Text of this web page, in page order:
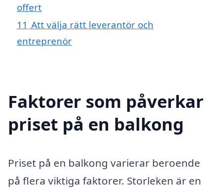
offert
11 Att välja rätt leverantör och
entreprenör
Faktorer som påverkar
priset på en balkong
Priset på en balkong varierar beroende
på flera viktiga faktorer. Storleken är en